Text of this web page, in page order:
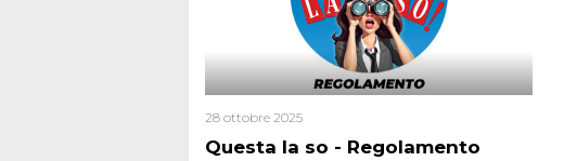
Questa la so - Regolamento
28 ottobre 2025